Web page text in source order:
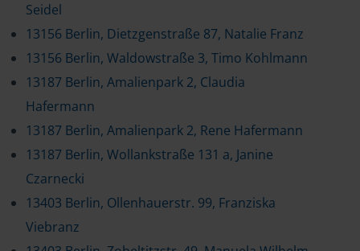
Seidel
13156 Berlin, Dietzgenstraße 87, Natalie Franz
13156 Berlin, Waldowstraße 3, Timo Kohlmann
13187 Berlin, Amalienpark 2, Claudia
Hafermann
13187 Berlin, Amalienpark 2, Rene Hafermann
13187 Berlin, Wollankstraße 131 a, Janine
Czarnecki
13403 Berlin, Ollenhauerstr. 99, Franziska
Viebranz